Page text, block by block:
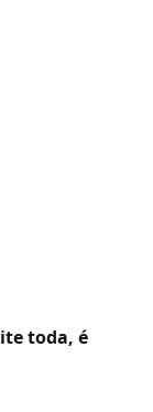
toda, é